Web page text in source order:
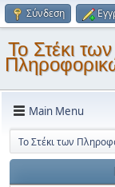
Σύνδεση
Το Στέκι των
Main Menu
Το Στέκι των